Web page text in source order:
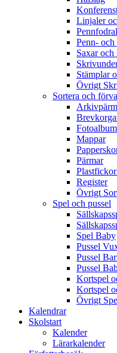
Linjaler
Pennfodral
Penn-
Saxar
Stämplar
Övrigt
Sortera och
Fotoalbum
Mappar
Pärmar
Register
Övrigt
Spel och pussel
Spel Baby
Pussel
Pussel
Pussel
Kortspel
Kortspel
Övrigt
Kalendrar
Skolstart
Kalender
Lärarkalender